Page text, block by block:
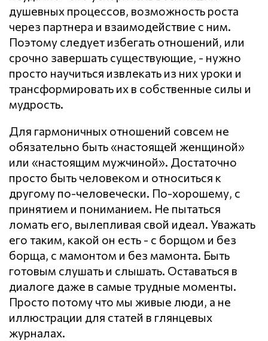
душевных процессов, возможность роста
через партнера и взаимодействие с ним.
Поэтому следует избегать отношений, или
срочно завершать существующие, - нужно
просто научиться извлекать из них уроки и
трансформировать их в собственные силы и
мудрость.
Для гармоничных отношений совсем не
обязательно быть «настоящей женщиной»
или «настоящим мужчиной». Достаточно
просто быть человеком и относиться к
другому по-человечески. По-хорошему, с
принятием и пониманием. Не пытаться
ломать его, вылепливая свой идеал. Уважать
его таким, какой он есть - с борщом и без
борща, с мамонтом и без мамонта. Быть
готовым слушать и слышать. Оставаться в
диалоге даже в самые трудные моменты.
Просто потому что мы живые люди, а не
иллюстрации для статей в глянцевых
журналах.